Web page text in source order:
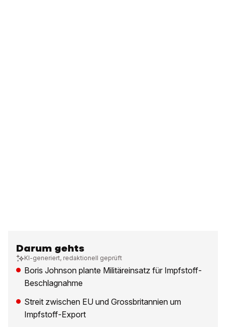
Darum gehts
KI-generiert, redaktionell geprüft
Boris Johnson plante Militäreinsatz für Impfstoff-
Beschlagnahme
Streit zwischen EU und Grossbritannien um
Impfstoff-Export